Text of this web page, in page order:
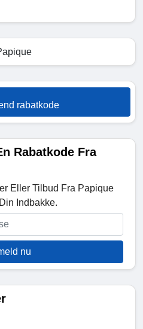
rabatkode
Rabatkode Fra
Eller Tilbud Fra Papique
Indbakke.
nu